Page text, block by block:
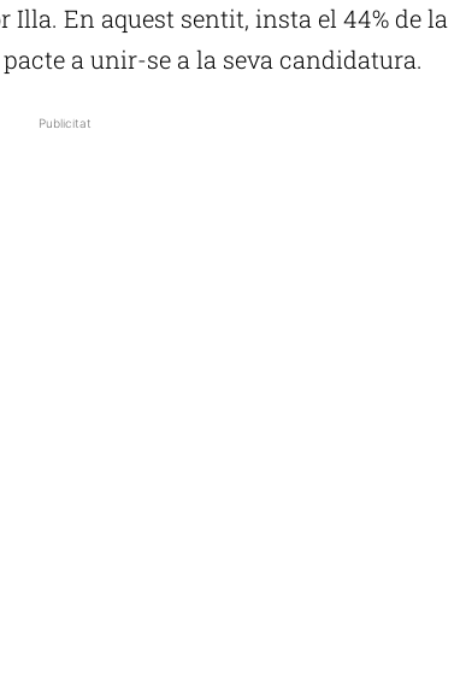
Illa. En aquest sentit, insta el 44% de la
a unir-se a la seva candidatura.
Publicitat